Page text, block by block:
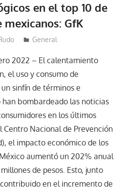
en el top 10 de
GfK
General
2022 –El calentamiento
el uso y consumo de
sinfín de términos e
bombardeado las noticias
en los últimos
Centro Nacional de Prevención
el impacto económico de los
aumentó un 202% anual
de pesos. Esto, junto
en el incremento de